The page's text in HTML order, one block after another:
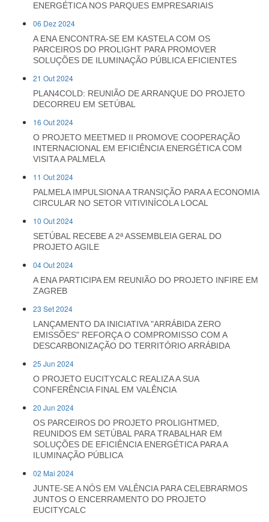
ENERGÉTICA NOS PARQUES EMPRESARIAIS
06 Dez 2024
A ENA ENCONTRA-SE EM KASTELA COM OS
PARCEIROS DO PROLIGHT PARA PROMOVER
SOLUÇÕES DE ILUMINAÇÃO PÚBLICA EFICIENTES
21 Out 2024
PLAN4COLD: REUNIÃO DE ARRANQUE DO PROJETO
DECORREU EM SETÚBAL
16 Out 2024
O PROJETO MEETMED II PROMOVE COOPERAÇÃO
INTERNACIONAL EM EFICIÊNCIA ENERGÉTICA COM
VISITA A PALMELA
11 Out 2024
PALMELA IMPULSIONA A TRANSIÇÃO PARA A ECONOMIA
CIRCULAR NO SETOR VITIVINÍCOLA LOCAL
10 Out 2024
SETÚBAL RECEBE A 2ª ASSEMBLEIA GERAL DO
PROJETO AGILE
04 Out 2024
A ENA PARTICIPA EM REUNIÃO DO PROJETO INFIRE EM
ZAGREB
23 Set 2024
LANÇAMENTO DA INICIATIVA "ARRÁBIDA ZERO
EMISSÕES" REFORÇA O COMPROMISSO COM A
DESCARBONIZAÇÃO DO TERRITÓRIO ARRÁBIDA
25 Jun 2024
O PROJETO EUCITYCALC REALIZA A SUA
CONFERÊNCIA FINAL EM VALÊNCIA
20 Jun 2024
OS PARCEIROS DO PROJETO PROLIGHTMED,
REUNIDOS EM SETÚBAL PARA TRABALHAR EM
SOLUÇÕES DE EFICIÊNCIA ENERGÉTICA PARA A
ILUMINAÇÃO PÚBLICA
02 Mai 2024
JUNTE-SE A NÓS EM VALÊNCIA PARA CELEBRARMOS
JUNTOS O ENCERRAMENTO DO PROJETO
EUCITYCALC